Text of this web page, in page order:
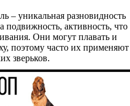
– уникальная разновидность
подвижность, активность, что
Они могут плавать и
поэтому часто их применяют
зверьков.